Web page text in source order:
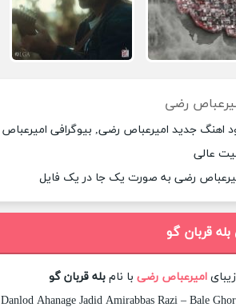
رضی
اهنگ جدید امیرعباص رضی, بیوگرافی امیرعباص
عالی
رضی به صورت یک جا در یک فایل
قربان گو
امیرعباص رضیبا نام بله قربان گو
Danlod Ahanage Jadid Amirabbas Razi – Bale